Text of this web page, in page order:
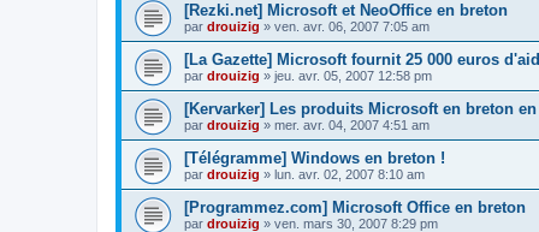
[Rezki.net] Microsoft et NeoOffice en breton
par drouizig » ven. avr. 06, 2007 7:05 am
[La Gazette] Microsoft fournit 25 000 euros
par drouizig » jeu. avr. 05, 2007 12:58 pm
[Kervarker] Les produits Microsoft en breton
par drouizig » mer. avr. 04, 2007 4:51 am
[Télégramme] Windows en breton !
par drouizig » lun. avr. 02, 2007 8:10 am
[Programmez.com] Microsoft Office en breton
par drouizig » ven. mars 30, 2007 8:29 pm